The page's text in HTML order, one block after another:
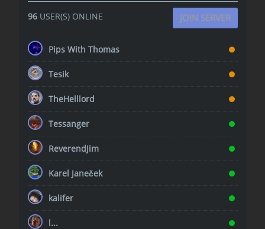
96USER(S) ONLINE JOIN SERVER
Pips With Thomas
Tesik
TheHelllord
Tessanger
ReverendJim
Karel Janeček
kalifer
l...